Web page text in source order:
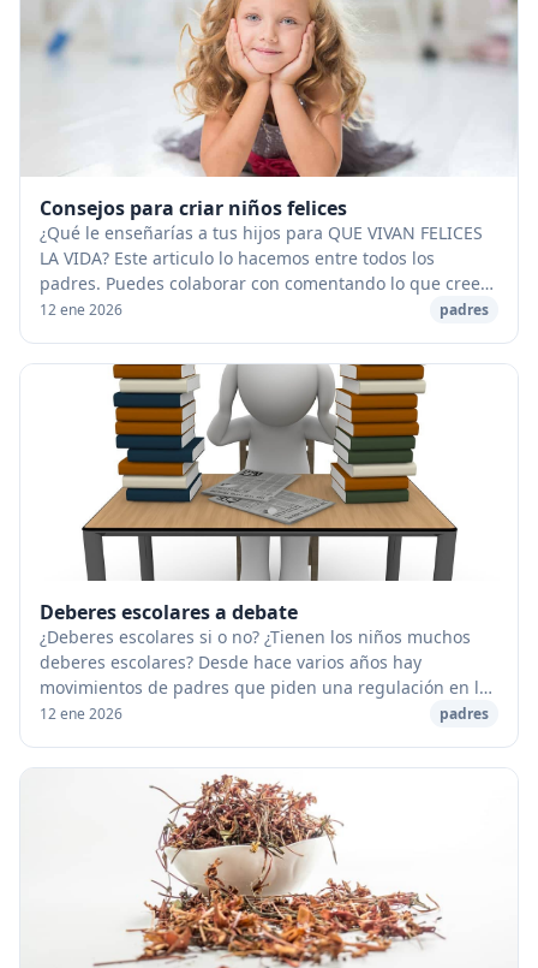
Consejos para criar niños felices
¿Qué le enseñarí­as a tus hijos para QUE VIVAN FELICES
LA VIDA? Este articulo lo hacemos entre todos los
padres. Puedes colaborar con comentando lo que crees
que deberían escuchar todos los niños de s...
12 ene 2026 padres
Deberes escolares a debate
¿Deberes escolares si o no? ¿Tienen los niños muchos
deberes escolares? Desde hace varios años hay
movimientos de padres que piden una regulación en los
deberes de los niños. Consideran que son excesi...
12 ene 2026 padres